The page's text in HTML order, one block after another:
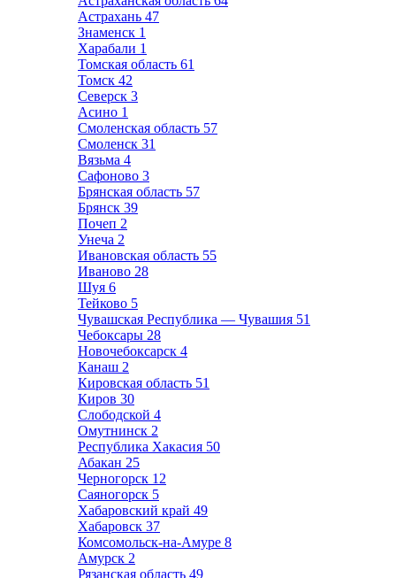
Астрахань 47
Знаменск 1
Харабали 1
Томская область 61
Томск 42
Северск 3
Асино 1
Смоленская область 57
Смоленск 31
Вязьма 4
Сафоново 3
Брянская область 57
Брянск 39
Почеп 2
Унеча 2
Ивановская область 55
Иваново 28
Шуя 6
Тейково 5
Чувашская Республика — Чувашия 51
Чебоксары 28
Новочебоксарск 4
Канаш 2
Кировская область 51
Киров 30
Слободской 4
Омутнинск 2
Республика Хакасия 50
Абакан 25
Черногорск 12
Саяногорск 5
Хабаровский край 49
Хабаровск 37
Комсомольск-на-Амуре 8
Амурск 2
Рязанская область 49